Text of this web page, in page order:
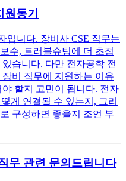
동기
입니다. 장비사 CSE 직무는
수, 트러블슈팅에 더 초점
습니다. 다만 전자공학 전
비 직무에 지원하는 이유
할지 고민이 됩니다. 전자
게 연결될 수 있는지, 그리
구성하면 좋을지 조언 부
무 관련 문의드립니다